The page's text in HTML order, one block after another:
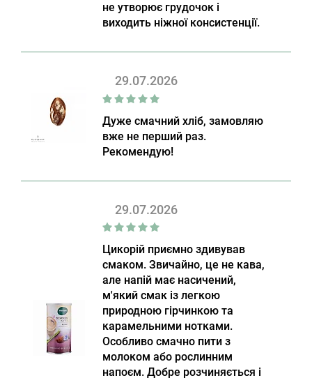
не утворює грудочок і
виходить ніжної консистенції.
29.07.2026
Дуже смачний хліб, замовляю
вже не перший раз.
Рекомендую!
29.07.2026
Цикорій приємно здивував
смаком. Звичайно, це не кава,
але напій має насичений,
м'який смак із легкою
природною гірчинкою та
карамельними нотками.
Особливо смачно пити з
молоком або рослинним
напоєм. Добре розчиняється і